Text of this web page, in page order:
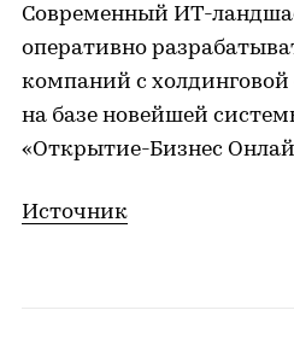
Современный ИТ-
оперативно
компаний с
на базе новейшей
«Открытие-Бизнес
Источник